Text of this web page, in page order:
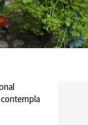
contempla